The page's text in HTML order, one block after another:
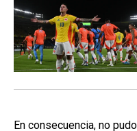
En consecuencia, no